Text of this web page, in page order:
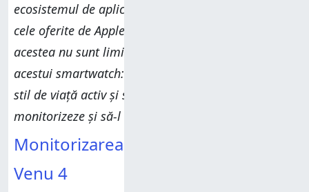
ecosistemul de aplicații mai sărac în opțiuni decât
cele oferite de Apple sau Google. Din fericire,
acestea nu sunt limitări majore pentru audiența
acestui smartwatch: persoanele interesate de un
stil de viață activ și sănătos, pe care vor să și-l
monitorizeze și să-l îmbunătățească.
Monitorizarea sănătății cu Garmin
Venu 4